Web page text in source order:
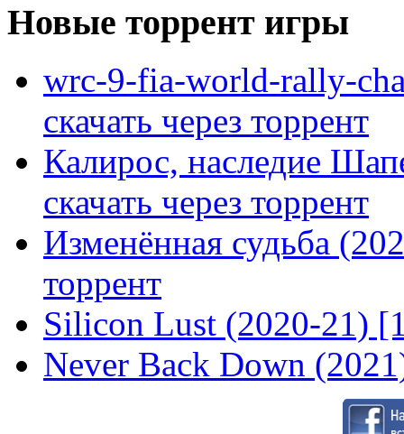
Новые торрент игры
wrc-9-fia-world-rally-
скачать через торрент
Калирос, наследие
скачать через торрент
Изменённая судьба
торрент
Silicon Lust (2020-21)
Never Back Down